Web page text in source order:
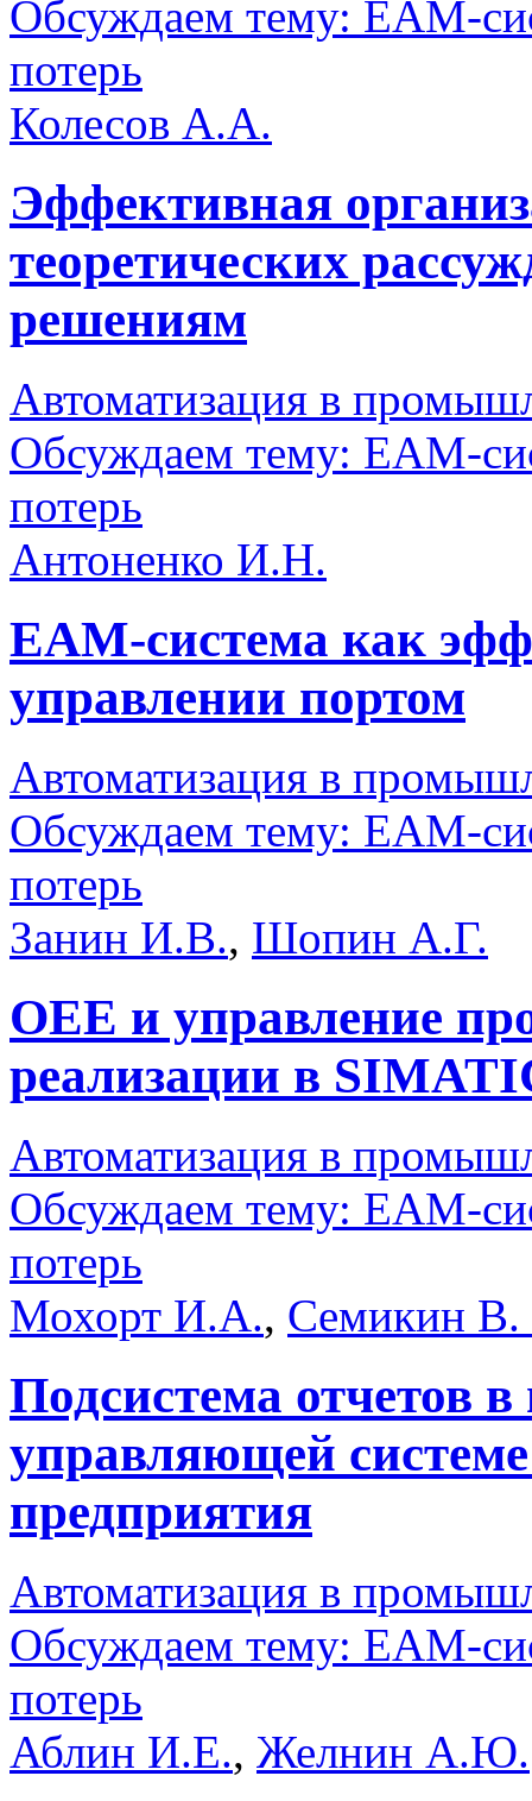
Обсуждаем тему: EAM-
потерь
Колесов А.А.
Эффективная
теоретических
решениям
Автоматизация в
Обсуждаем тему: EAM-
потерь
Антоненко И.Н.
EAM-система как
управлении портом
Автоматизация в
Обсуждаем тему: EAM-
потерь
Занин И.В., Шопин А.Г.
OEE и управление
реализации в
Автоматизация в
Обсуждаем тему: EAM-
потерь
Мохорт И.А., Семикин
Подсистема отчетов
управляющей системе
предприятия
Автоматизация в
Обсуждаем тему: EAM-
потерь
Аблин И.Е., Желнин А.Ю.